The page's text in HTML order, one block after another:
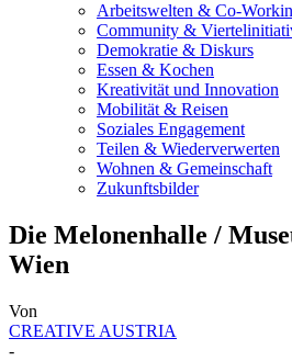
Arbeitswelten & Co-
Community &
Demokratie & Diskurs
Essen & Kochen
Kreativität und Innovation
Mobilität & Reisen
Soziales Engagement
Teilen & Wiederverwerten
Wohnen & Gemeinschaft
Zukunftsbilder
Die Melonenhalle /
Wien
Von
CREATIVE AUSTRIA
-